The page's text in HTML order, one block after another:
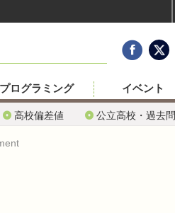
高校偏差値 公立高校・過去問
プログラミング イベント